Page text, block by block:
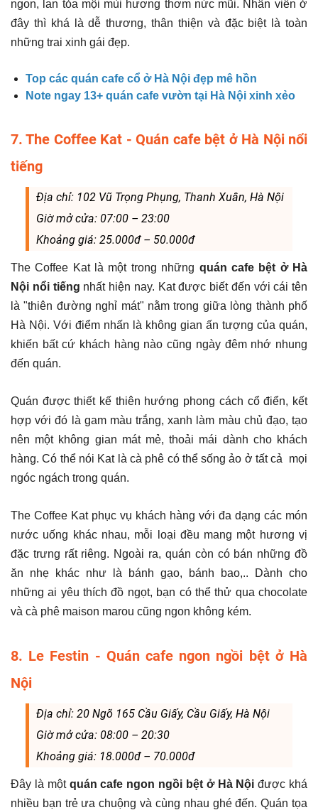
ngon, lan tỏa mội mùi hương thơm nức mũi. Nhân viên ở
đây thì khá là dễ thương, thân thiện và đặc biệt là toàn
những trai xinh gái đẹp.
Top các quán cafe cổ ở Hà Nội đẹp mê hồn
Note ngay 13+ quán cafe vườn tại Hà Nội xinh xẻo
7. The Coffee Kat - Quán cafe bệt ở Hà Nội nổi
tiếng
Địa chỉ: 102 Vũ Trọng Phụng, Thanh Xuân, Hà Nội
Giờ mở cửa: 07:00 – 23:00
Khoảng giá: 25.000đ – 50.000đ
The Coffee Kat là một trong những quán cafe bệt ở Hà
Nội nổi tiếng nhất hiện nay. Kat được biết đến với cái tên
là "thiên đường nghỉ mát" nằm trong giữa lòng thành phố
Hà Nội. Với điểm nhấn là không gian ấn tượng của quán,
khiến bất cứ khách hàng nào cũng ngày đêm nhớ nhung
đến quán.
Quán được thiết kế thiên hướng phong cách cổ điển, kết
hợp với đó là gam màu trắng, xanh làm màu chủ đạo, tạo
nên một không gian mát mẻ, thoải mái dành cho khách
hàng. Có thể nói Kat là cà phê có thể sống ảo ở tất cả mọi
ngóc ngách trong quán.
The Coffee Kat phục vụ khách hàng với đa dạng các món
nước uống khác nhau, mỗi loại đều mang một hương vị
đặc trưng rất riêng. Ngoài ra, quán còn có bán những đồ
ăn nhẹ khác như là bánh gạo, bánh bao,.. Dành cho
những ai yêu thích đồ ngọt, bạn có thể thử qua chocolate
và cà phê maison marou cũng ngon không kém.
8. Le Festin - Quán cafe ngon ngồi bệt ở Hà
Nội
Địa chỉ: 20 Ngõ 165 Cầu Giấy, Cầu Giấy, Hà Nội
Giờ mở cửa: 08:00 – 20:30
Khoảng giá: 18.000đ – 70.000đ
Đây là mộtquán cafe ngon ngồi bệt ở Hà Nội được khá
nhiều bạn trẻ ưa chuộng và cùng nhau ghé đến. Quán tọa